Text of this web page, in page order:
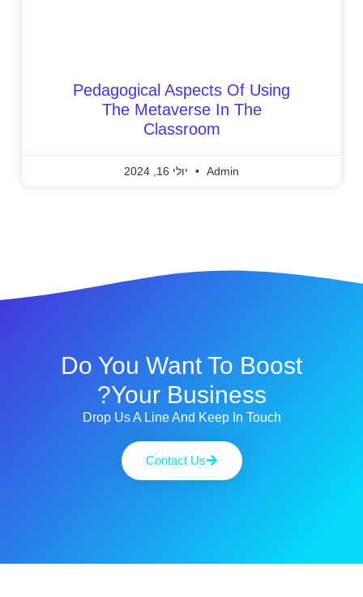
Pedagogical Aspects Of Using
The Metaverse In The
Classroom
Admin יולי 16, 2024
Do You Want To Boost
Your Business?
Drop Us A Line And Keep In Touch
Contact Us